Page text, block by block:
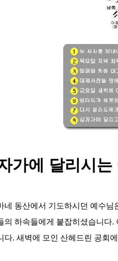
가에 달리시는
네 동산에서 기도하시던 예수님
의 하속들에게 붙잡히셨습니다.
다. 새벽에 모인 산헤드린 공회